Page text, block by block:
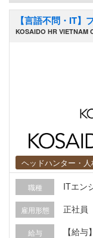
ペレー
作成、
I、品質
行う
の知
運用上の
運用
ライ
に維持
折衝業
次・年
アント
根本原
続的に改善
【言語不問・IT
KOSAIDO HR VIETNAM
ヘッドハンター・
職種 ITエン
雇用形態 正社員
給与
【給